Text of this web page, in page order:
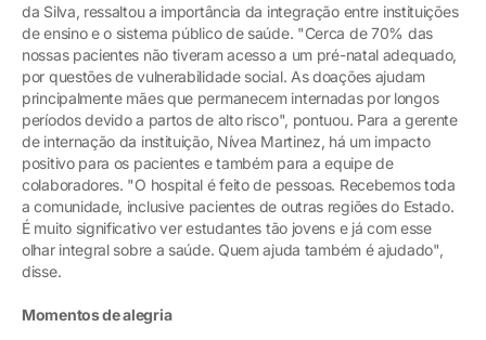
da Silva, ressaltou a importância da integração entre instituições
de ensino e o sistema público de saúde. "Cerca de 70% das
nossas pacientes não tiveram acesso a um pré-natal adequado,
por questões de vulnerabilidade social. As doações ajudam
principalmente mães que permanecem internadas por longos
períodos devido a partos de alto risco", pontuou. Para a gerente
de internação da instituição, Nívea Martinez, há um impacto
positivo para os pacientes e também para a equipe de
colaboradores. "O hospital é feito de pessoas. Recebemos toda
a comunidade, inclusive pacientes de outras regiões do Estado.
É muito significativo ver estudantes tão jovens e já com esse
olhar integral sobre a saúde. Quem ajuda também é ajudado",
disse.
Momentos de alegria